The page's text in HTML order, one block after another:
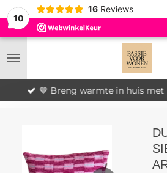
10
16 Reviews
🤎 Breng warmte in huis met